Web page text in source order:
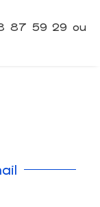
87 59 29 ou